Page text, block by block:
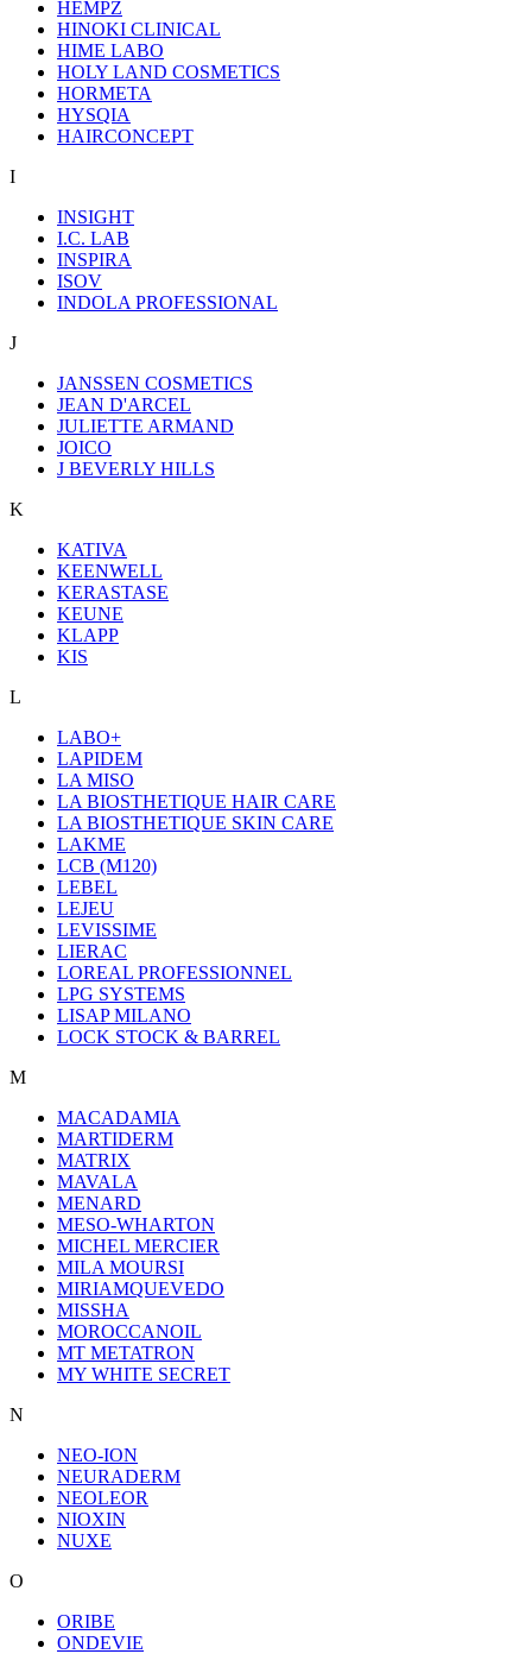
HEMPZ
HINOKI CLINICAL
HIME LABO
HOLY LAND COSMETICS
HORMETA
HYSQIA
HAIRCONCEPT
I
INSIGHT
I.C. LAB
INSPIRA
ISOV
INDOLA PROFESSIONAL
J
JANSSEN COSMETICS
JEAN D'ARCEL
JULIETTE ARMAND
JOICO
J BEVERLY HILLS
K
KATIVA
KEENWELL
KERASTASE
KEUNE
KLAPP
KIS
L
LABO+
LAPIDEM
LA MISO
LA BIOSTHETIQUE HAIR CARE
LA BIOSTHETIQUE SKIN CARE
LAKME
LCB (M120)
LEBEL
LEJEU
LEVISSIME
LIERAC
LOREAL PROFESSIONNEL
LPG SYSTEMS
LISAP MILANO
LOCK STOCK & BARREL
M
MACADAMIA
MARTIDERM
MATRIX
MAVALA
MENARD
MESO-WHARTON
MICHEL MERCIER
MILA MOURSI
MIRIAMQUEVEDO
MISSHA
MOROCCANOIL
MT METATRON
MY WHITE SECRET
N
NEO-ION
NEURADERM
NEOLEOR
NIOXIN
NUXE
O
ORIBE
ONDEVIE